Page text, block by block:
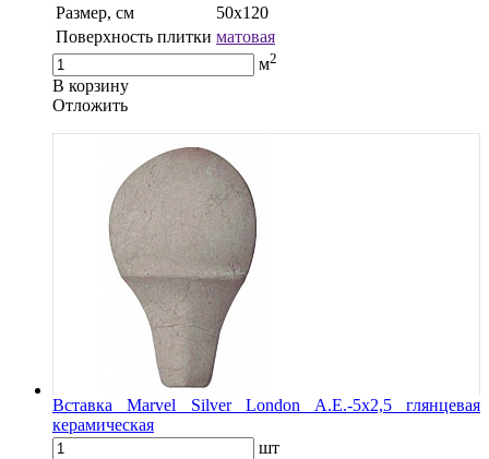
Размер, см
50x120
Поверхность плитки матовая
м2
В корзину
Oтложить
Вставка Marvel Silver London A.E.-5x2,5 глянцевая
керамическая
шт